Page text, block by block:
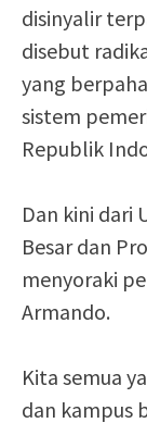
disinyalir
disebut
yang
sistem
Republik
Dan kini dari
Besar dan
menyoraki
Armando.
Kita semua
dan kampus